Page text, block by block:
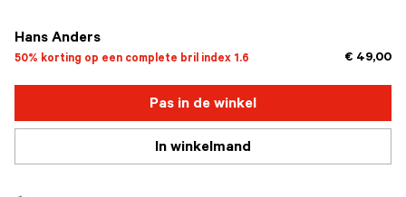
Hans Anders
50% korting op een complete bril index 1.6 € 49,00
Pas in de winkel
In winkelmand